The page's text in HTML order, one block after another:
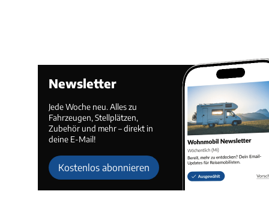
Newsletter
Jede Woche neu. Alles zu
Fahrzeugen, Stellplätzen,
Zubehör und mehr – direkt in
deine E-Mail!
Kostenlos abonnieren